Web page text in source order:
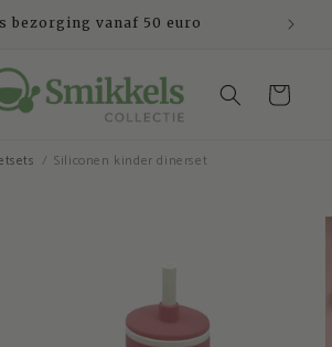
bezorging vanaf 50 euro
Winkelwagen
Siliconen kinder dinerset